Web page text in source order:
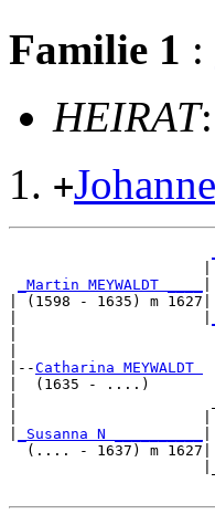
Familie 1 :
HEIRAT
+
_Martin MEYWALDT ____
| (1598 - 1635) m 1627|
|
|--Catharina MEYWALDT
|  (1635 - ....)
_Susanna N __________
  (.... - 1637) m 1627|